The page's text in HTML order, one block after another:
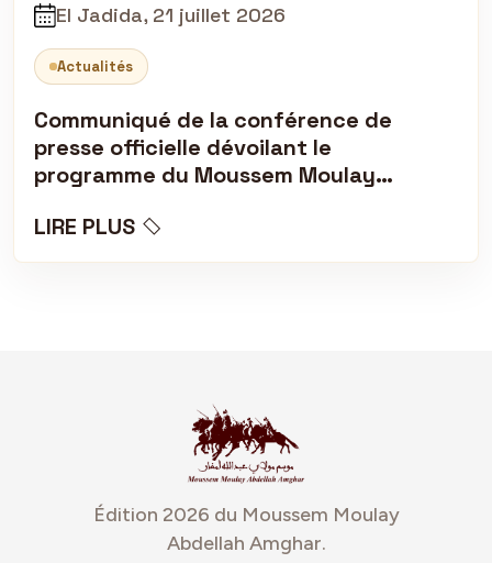
El Jadida, 21 juillet 2026
Actualités
Communiqué de la conférence de
presse officielle dévoilant le
programme du Moussem Moulay
LIRE PLUS
Édition 2026 du Moussem Moulay
Abdellah Amghar.